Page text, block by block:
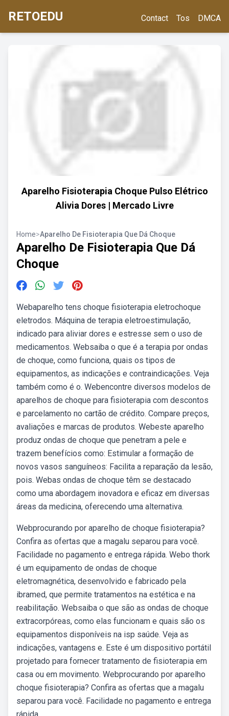
RETOEDU Contact Tos DMCA
Aparelho Fisioterapia Choque Pulso Elétrico
Alivia Dores | Mercado Livre
Home>Aparelho De Fisioterapia Que Dá Choque
Aparelho De Fisioterapia Que Dá
Choque
Webaparelho tens choque fisioterapia eletrochoque
eletrodos. Máquina de terapia eletroestimulação,
indicado para aliviar dores e estresse sem o uso de
medicamentos. Websaiba o que é a terapia por ondas
de choque, como funciona, quais os tipos de
equipamentos, as indicações e contraindicações. Veja
também como é o. Webencontre diversos modelos de
aparelhos de choque para fisioterapia com descontos
e parcelamento no cartão de crédito. Compare preços,
avaliações e marcas de produtos. Webeste aparelho
produz ondas de choque que penetram a pele e
trazem benefícios como: Estimular a formação de
novos vasos sanguíneos: Facilita a reparação da lesão,
pois. Webas ondas de choque têm se destacado
como uma abordagem inovadora e eficaz em diversas
áreas da medicina, oferecendo uma alternativa.
Webprocurando por aparelho de choque fisioterapia?
Confira as ofertas que a magalu separou para você.
Facilidade no pagamento e entrega rápida. Webo thork
é um equipamento de ondas de choque
eletromagnética, desenvolvido e fabricado pela
ibramed, que permite tratamentos na estética e na
reabilitação. Websaiba o que são as ondas de choque
extracorpóreas, como elas funcionam e quais são os
equipamentos disponíveis na isp saúde. Veja as
indicações, vantagens e. Este é um dispositivo portátil
projetado para fornecer tratamento de fisioterapia em
casa ou em movimento. Webprocurando por aparelho
choque fisioterapia? Confira as ofertas que a magalu
separou para você. Facilidade no pagamento e entrega